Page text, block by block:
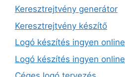
Keresztrejtvény generátor
Keresztrejtvény készítő
Logó készítés ingyen online
Logó készítés ingyen online